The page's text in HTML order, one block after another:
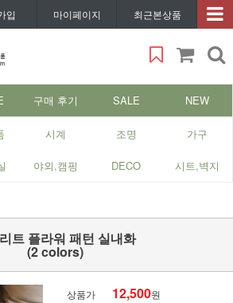
입 마이페이지 최근본상품
구매 후기 SALE NEW
시계 조명 가구
야외,캠핑 DECO 시트,벽지
트 플라워 패턴 실내화
(2 colors)
상품가 12,500원